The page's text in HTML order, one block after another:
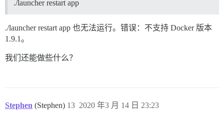
./launcher restart app
./launcher restart app 也无法运行。错误：不支持 Docker 版本
1.9.1。
我们还能做些什么？
Stephen (Stephen) 2020 年3 月 14 日 23:23
13